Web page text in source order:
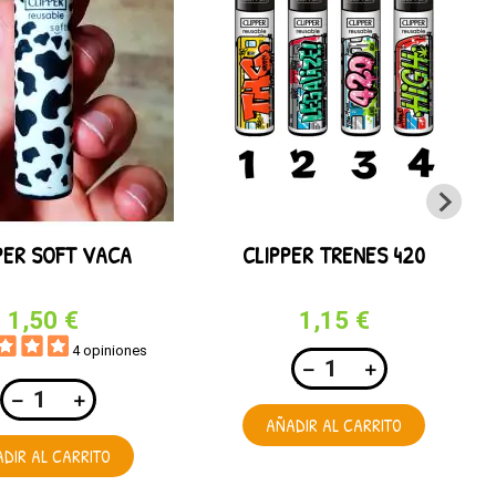
SOFT VACA
1,50 €
4 opiniones
AL CARRITO
CLIPPER TRENES 420
1,15 €
AÑADIR AL CARRITO